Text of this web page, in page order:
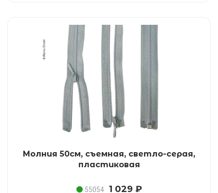
Молния 50см, съемная, светло-серая,
пластиковая
55054 1 029 ₽